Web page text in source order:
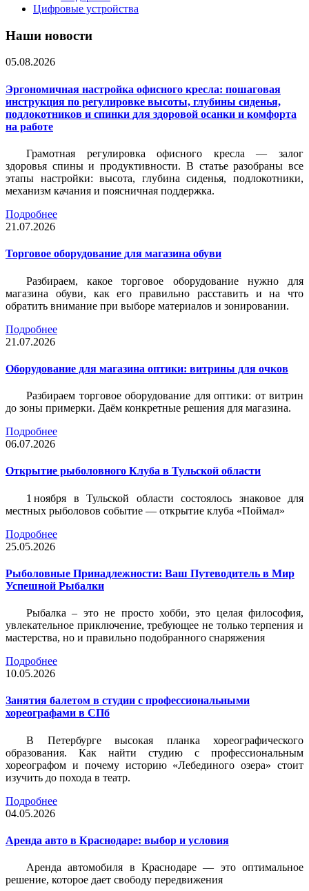
Цифровые устройства
Наши новости
05.08.2026
Эргономичная настройка офисного кресла: пошаговая
инструкция по регулировке высоты, глубины сиденья,
подлокотников и спинки для здоровой осанки и комфорта
на работе
Грамотная регулировка офисного кресла — залог
здоровья спины и продуктивности. В статье разобраны все
этапы настройки: высота, глубина сиденья, подлокотники,
механизм качания и поясничная поддержка.
Подробнее
21.07.2026
Торговое оборудование для магазина обуви
Разбираем, какое торговое оборудование нужно для
магазина обуви, как его правильно расставить и на что
обратить внимание при выборе материалов и зонировании.
Подробнее
21.07.2026
Оборудование для магазина оптики: витрины для очков
Разбираем торговое оборудование для оптики: от витрин
до зоны примерки. Даём конкретные решения для магазина.
Подробнее
06.07.2026
Открытие рыболовного Клуба в Тульской области
1 ноября в Тульской области состоялось знаковое для
местных рыболовов событие — открытие клуба «Поймал»
Подробнее
25.05.2026
Рыболовные Принадлежности: Ваш Путеводитель в Мир
Успешной Рыбалки
Рыбалка – это не просто хобби, это целая философия,
увлекательное приключение, требующее не только терпения и
мастерства, но и правильно подобранного снаряжения
Подробнее
10.05.2026
Занятия балетом в студии с профессиональными
хореографами в СПб
В Петербурге высокая планка хореографического
образования. Как найти студию с профессиональным
хореографом и почему историю «Лебединого озера» стоит
изучить до похода в театр.
Подробнее
04.05.2026
Аренда авто в Краснодаре: выбор и условия
Аренда автомобиля в Краснодаре — это оптимальное
решение, которое дает свободу передвижения